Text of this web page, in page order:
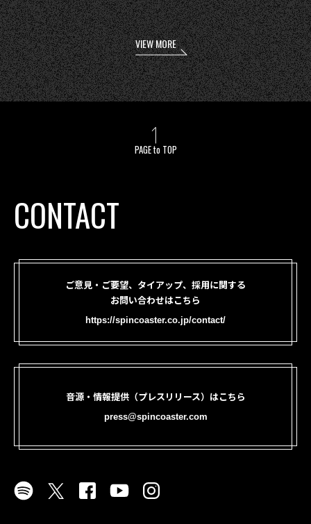
VIEW MORE
PAGE to TOP
CONTACT
ご意見・ご要望、タイアップ、採用に関する
お問い合わせはこちら
https://spincoaster.co.jp/contact/
音源・情報提供（プレスリリース）はこちら
press@spincoaster.com